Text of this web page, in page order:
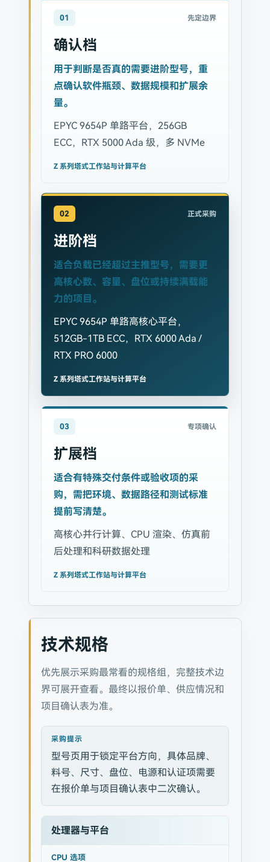
01 先定边界
确认档
用于判断是否真的需要进阶型号，重
点确认软件瓶颈、数据规模和扩展余
量。
EPYC 9654P 单路平台，256GB
ECC，RTX 5000 Ada 级，多 NVMe
Z 系列塔式工作站与计算平台
02 正式采购
进阶档
适合负载已经超过主推型号，需要更
高核心数、容量、盘位或持续满载能
力的项目。
EPYC 9654P 单路高核心平台，
512GB-1TB ECC，RTX 6000 Ada /
RTX PRO 6000
Z 系列塔式工作站与计算平台
03 专项确认
扩展档
适合有特殊交付条件或验收项的采
购，需把环境、数据路径和测试标准
提前写清楚。
高核心并行计算、CPU 渲染、仿真前
后处理和科研数据处理
Z 系列塔式工作站与计算平台
技术规格
优先展示采购最常看的规格组，完整技术边
界可展开查看。最终以报价单、供应情况和
项目确认表为准。
采购提示
型号页用于锁定平台方向，具体品牌、
料号、尺寸、盘位、电源和认证项需要
在报价单与项目确认表中二次确认。
处理器与平台
CPU 选项